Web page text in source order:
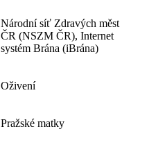
Národní síť Zdravých měst
ČR (NSZM ČR), Internet
systém Brána (iBrána)
Oživení
Pražské matky